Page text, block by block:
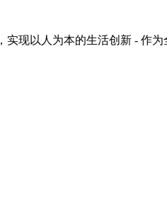
实现以人为本的生活创新 - 作